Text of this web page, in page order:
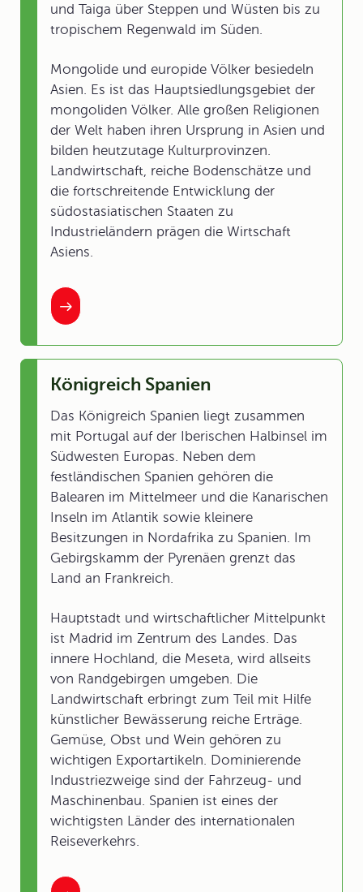
und Taiga über Steppen und Wüsten bis zu
tropischem Regenwald im Süden.
Mongolide und europide Völker besiedeln
Asien. Es ist das Hauptsiedlungsgebiet der
mongoliden Völker. Alle großen Religionen
der Welt haben ihren Ursprung in Asien und
bilden heutzutage Kulturprovinzen.
Landwirtschaft, reiche Bodenschätze und
die fortschreitende Entwicklung der
südostasiatischen Staaten zu
Industrieländern prägen die Wirtschaft
Asiens.
Königreich Spanien
Das Königreich Spanien liegt zusammen
mit Portugal auf der Iberischen Halbinsel im
Südwesten Europas. Neben dem
festländischen Spanien gehören die
Balearen im Mittelmeer und die Kanarischen
Inseln im Atlantik sowie kleinere
Besitzungen in Nordafrika zu Spanien. Im
Gebirgskamm der Pyrenäen grenzt das
Land an Frankreich.
Hauptstadt und wirtschaftlicher Mittelpunkt
ist Madrid im Zentrum des Landes. Das
innere Hochland, die Meseta, wird allseits
von Randgebirgen umgeben. Die
Landwirtschaft erbringt zum Teil mit Hilfe
künstlicher Bewässerung reiche Erträge.
Gemüse, Obst und Wein gehören zu
wichtigen Exportartikeln. Dominierende
Industriezweige sind der Fahrzeug- und
Maschinenbau. Spanien ist eines der
wichtigsten Länder des internationalen
Reiseverkehrs.